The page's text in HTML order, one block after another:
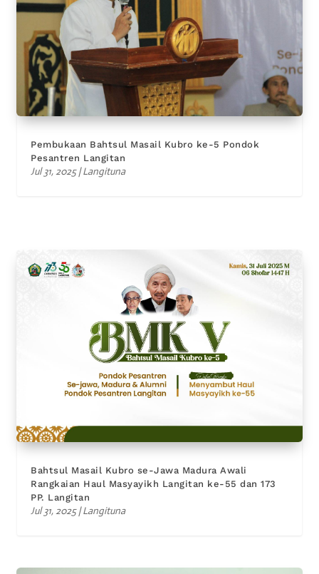
Pembukaan Bahtsul Masail Kubro ke-5 Pondok
Pesantren Langitan
Jul 31, 2025|Langituna
Bahtsul Masail Kubro se-Jawa Madura Awali
Rangkaian Haul Masyayikh Langitan ke-55 dan 173
PP. Langitan
Jul 31, 2025|Langituna